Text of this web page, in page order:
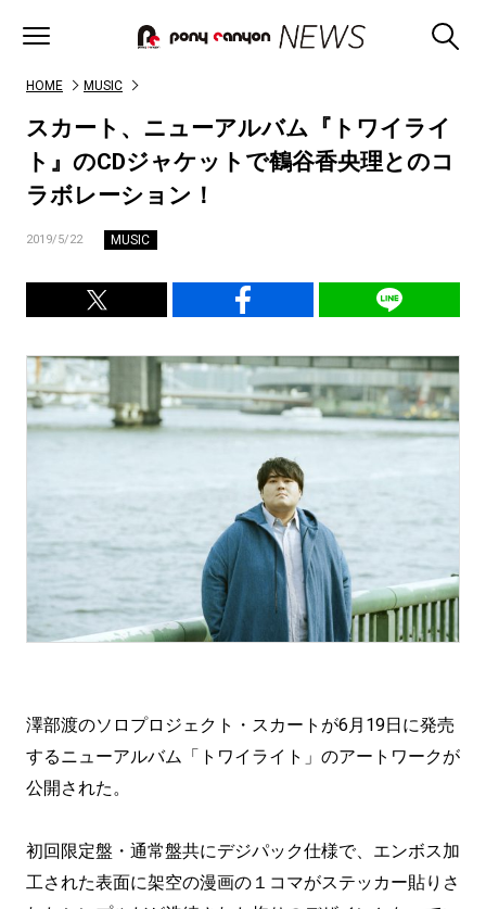
HOME MUSIC
スカート、ニューアルバム『トワイライ
ト』のCDジャケットで鶴谷香央理とのコ
ラボレーション！
2019/5/22 MUSIC
澤部渡のソロプロジェクト・スカートが6月19日に発売
するニューアルバム「トワイライト」のアートワークが
公開された。
初回限定盤・通常盤共にデジパック仕様で、エンボス加
工された表面に架空の漫画の１コマがステッカー貼りさ